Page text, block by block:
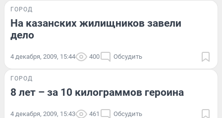
ГОРОД
На казанских жилищников завели
дело
4 декабря, 2009, 15:44 400 Обсудить
ГОРОД
8 лет – за 10 килограммов героина
4 декабря, 2009, 15:43 461 Обсудить